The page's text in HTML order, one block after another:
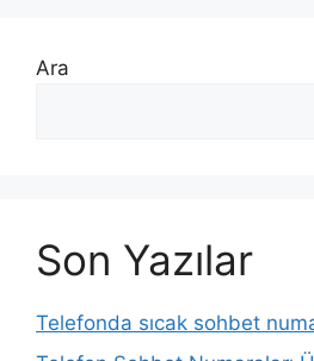
Ara
Son Yazılar
Telefonda sıcak sohbet